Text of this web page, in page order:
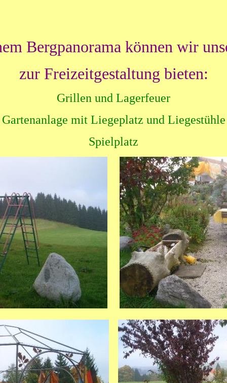
Bergpanorama können wir
zur Freizeitgestaltung bieten:
Grillen und Lagerfeuer
Gartenanlage mit Liegeplatz und Liegestühle
Spielplatz